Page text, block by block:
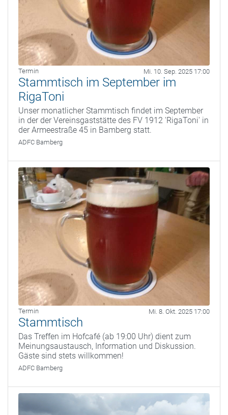
Termin Mi. 10. Sep. 2025 17:00
Stammtisch im September im
RigaToni
Unser monatlicher Stammtisch findet im September
in der der Vereinsgaststätte des FV 1912 'RigaToni' in
der Armeestraße 45 in Bamberg statt.
ADFC Bamberg
Termin Mi. 8. Okt. 2025 17:00
Stammtisch
Das Treffen im Hofcafé (ab 19:00 Uhr) dient zum
Meinungsaustausch, Information und Diskussion.
Gäste sind stets willkommen!
ADFC Bamberg